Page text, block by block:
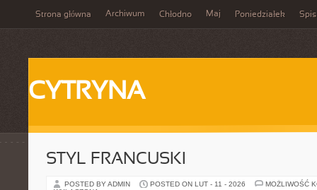
Strona główna Archiwum Chłodno Maj Poniedziałek Spis
CYTRYNA
STYL FRANCUSKI
POSTED BY ADMIN POSTED ON LUT - 11 - 2026
MOŻLIWOŚĆ